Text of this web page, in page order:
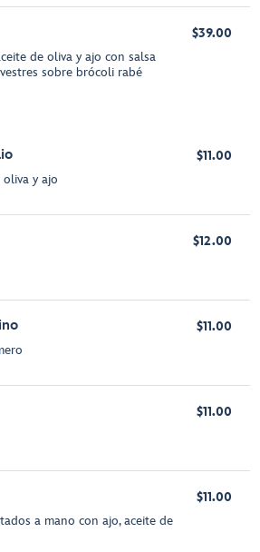
de oliva y ajo con salsa
sobre brócoli rabé
$39.00
oliva y ajo
$11.00
$12.00
$11.00
$11.00
a mano con ajo, aceite de
$11.00